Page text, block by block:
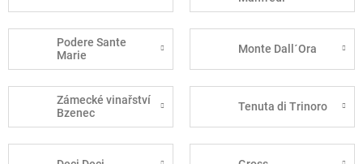
Podere Sante
Marie
Monte Dall´Ora
Zámecké vinařství
Bzenec
Tenuta di Trinoro